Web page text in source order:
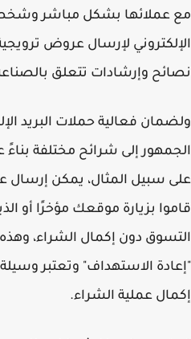
عملائها بشكل مباشر وشخصي،
لإرسال عروض ترويجية،
وإرشادات تتعلق بالصناعة.
فعالية حملات البريد
إلى شرائح مختلفة بناءً
سبيل المثال، يمكن إرسال
بزيارة موقعك مؤخرًا أو
دون إكمال الشراء، وهذه
الاستهداف" وتعتبر وسيلة
عملية الشراء.